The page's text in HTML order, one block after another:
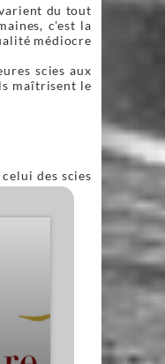
du tout
c'est la
médiocre
scies aux
maîtrisent le
des scies